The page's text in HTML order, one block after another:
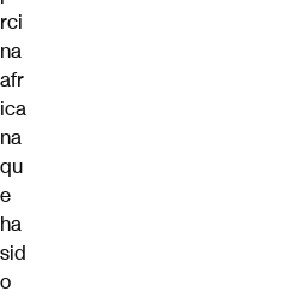
rci
na
afr
ica
na
qu
e
ha
sid
o